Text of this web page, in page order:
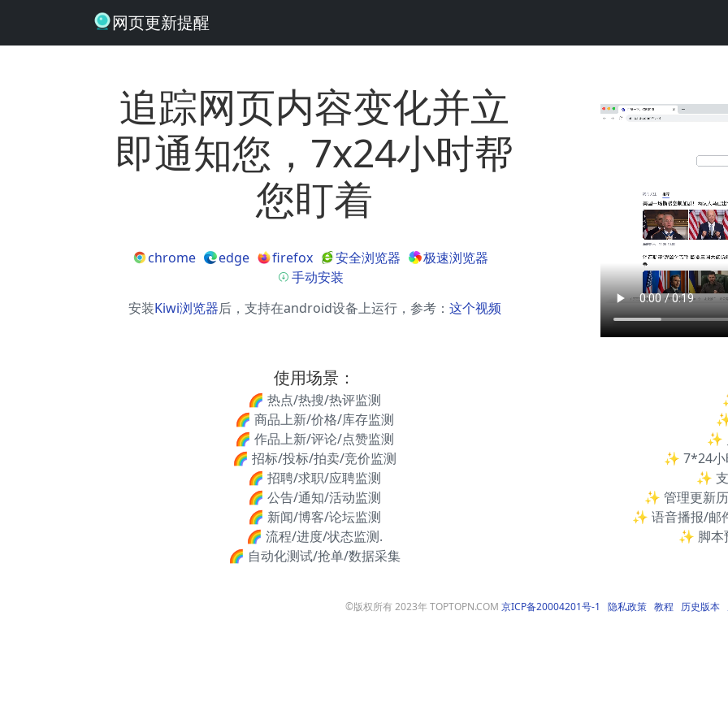
网页更新提醒
追踪网页内容变化并立
即通知您，7x24小时帮
您盯着
chrome edge firefox 安全浏览器
极速浏览器
手动安装
安装Kiwi浏览器后，支持在android设备上运行，参考： 这个视频
使用场景：
🌈 热点/热搜/热评监测
🌈 商品上新/价格/库存监测
🌈 作品上新/评论/点赞监测
🌈 招标/投标/拍卖/竞价监测
🌈 招聘/求职/应聘监测
🌈 公告/通知/活动监测
🌈 新闻/博客/论坛监测
🌈 流程/进度/状态监测.
🌈 自动化测试/抢单/数据采集
✨
✨ 7*24小
✨
✨ 管理更新
✨ 语音播报/邮
✨ 脚本
©版权所有 2023年 TOPTOPN.COM 京ICP备20004201号-1 隐私政策 教程 历史版本